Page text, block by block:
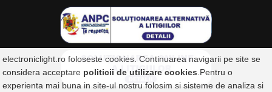
electroniclight.ro foloseste cookies. Continuarea navigarii pe site se
considera acceptare politicii de utilizare cookies .Pentru o
experienta mai buna in site-ul nostru folosim si sisteme de analiza si